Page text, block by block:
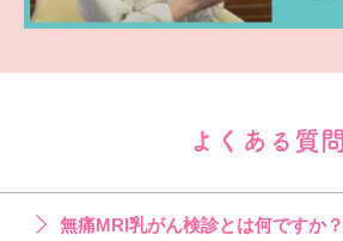
よくある質問
無痛MRI乳がん検診とは何ですか？